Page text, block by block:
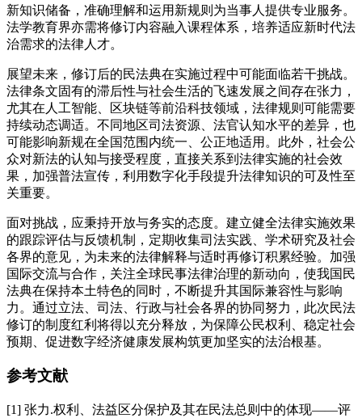
新知识储备，准确理解和运用新规则为当事人提供专业服务。
法学教育界亦需将修订内容融入课程体系，培养适应新时代法
治需求的法律人才。
展望未来，修订后的民法典在实施过程中可能面临若干挑战。
法律条文固有的滞后性与社会生活的飞速发展之间存在张力，
尤其在人工智能、区块链等前沿科技领域，法律规则可能需要
持续动态调适。不同地区司法资源、法官认知水平的差异，也
可能影响新规在全国范围内统一、公正地适用。此外，社会公
众对新法的认知与接受程度，直接关系到法律实施的社会效
果，加强普法宣传，利用数字化手段提升法律知识的可及性至
关重要。
面对挑战，应秉持开放与务实的态度。建立健全法律实施效果
的跟踪评估与反馈机制，定期收集司法实践、学术研究及社会
各界的意见，为未来的法律解释与适时再修订积累经验。加强
国际交流与合作，关注全球民事法律治理的新动向，使我国民
法典在保持本土特色的同时，不断提升其国际兼容性与影响
力。通过立法、司法、行政与社会各界的协同努力，此次民法
修订的制度红利将得以充分释放，为保障公民权利、稳定社会
预期、促进数字经济健康发展构筑更加坚实的法治根基。
参考文献
[1] 张力.权利、法益区分保护及其在民法总则中的体现——评